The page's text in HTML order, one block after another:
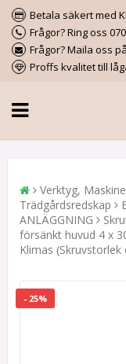
Betala säkert med
Frågor? Ring oss
Frågor? Maila oss på
Proffs kvalitet till
Verktyg,
Trädgårdsredskap
ANLÄGGNING
försänkt huvud 4 x
Klimas
- 25%